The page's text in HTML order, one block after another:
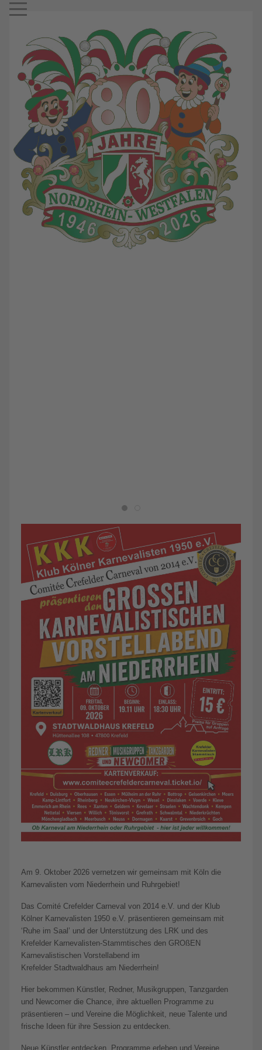
Mobile Menu Toggle
Am 9. Oktober 2026 vernetzen wir gemeinsam mit Köln die
Karnevalisten vom Niederrhein und Ruhrgebiet!
Das Comité Crefelder Carneval von 2014 e.V. und der Klub
Kölner Karnevalisten 1950 e.V. präsentieren gemeinsam mit
‘Ruhe im Saal’ und der Unterstützung des LRK und des
Krefelder Karnevalisten-Stammtisches den GROßEN
Karnevalistischen Vorstellabend im
Krefelder Stadtwaldhaus am Niederrhein!
Hier bekommen Künstler, Redner, Musikgruppen, Tanzgarden
und Newcomer die Chance, ihre aktuellen Programme zu
präsentieren – und Vereine die Möglichkeit, neue Talente und
frische Ideen für ihre Session zu entdecken.
Neue Künstler entdecken, Programme erleben und Vereine